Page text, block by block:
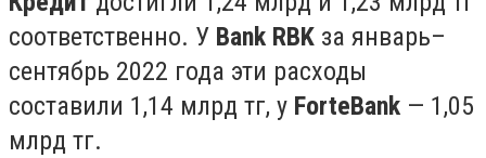
соответственно. У Bank RBK за январь–
сентябрь 2022 года эти расходы
составили 1,14 млрд тг, у ForteBank — 1,05
млрд тг.